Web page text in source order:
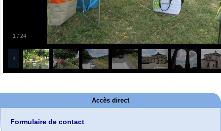
1 / 24
Accès direct
Formulaire de contact